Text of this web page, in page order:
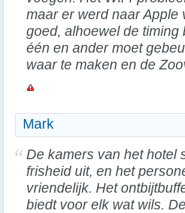
maar er werd naar
goed, alhoewel de
één en ander moet
waar te maken en de
Mark
De kamers van het hotel
frisheid uit, en het
vriendelijk. Het
biedt voor elk wat wils.